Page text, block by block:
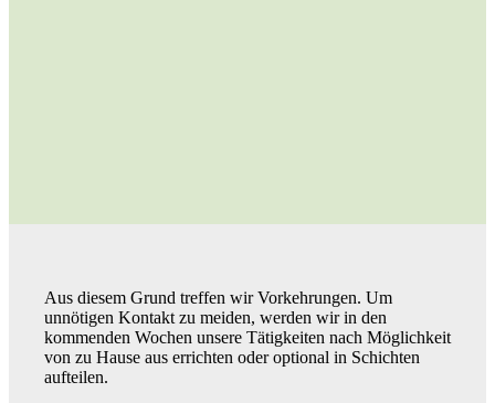
Aus diesem Grund treffen wir Vorkehrungen. Um
unnötigen Kontakt zu meiden, werden wir in den
kommenden Wochen unsere Tätigkeiten nach Möglichkeit
von zu Hause aus errichten oder optional in Schichten
aufteilen.